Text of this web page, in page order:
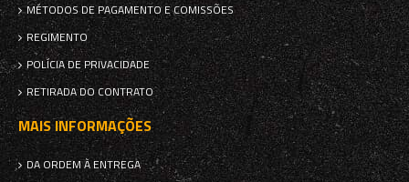
MÉTODOS DE PAGAMENTO E COMISSÕES
REGIMENTO
POLÍCIA DE PRIVACIDADE
RETIRADA DO CONTRATO
MAIS INFORMAÇÕES
DA ORDEM À ENTREGA